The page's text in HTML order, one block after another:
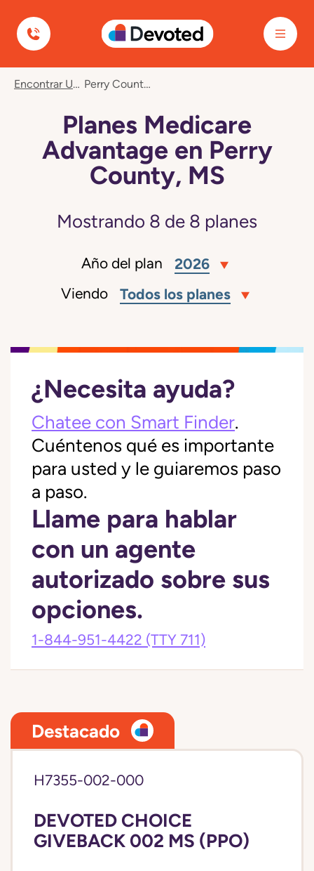
Devoted Health
Encontrar Un Plan Perry County, MS
Planes Medicare
Advantage en Perry
County, MS
Mostrando 8 de 8 planes
Año del plan 2026
Viendo Todos los planes
¿Necesita ayuda?
Chatee con Smart Finder.
Cuéntenos qué es importante
para usted y le guiaremos paso
a paso.
Llame para hablar
con un agente
autorizado sobre sus
opciones.
1-844-951-4422 (TTY 711)
Destacado
H7355-002-000
DEVOTED CHOICE
GIVEBACK 002 MS (PPO)